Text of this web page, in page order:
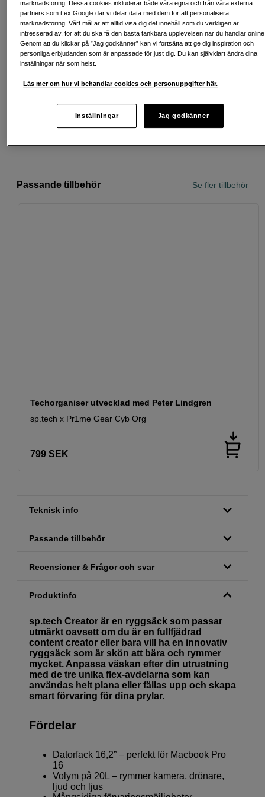
Läs mer
Fri frakt vid köp över 1 500 kronor
Köp nu och betala inom 30 dagar
Personlig service och expertrådgivning
Passande tillbehör Se fler tillbehör
Techorganiser utvecklad med Peter Lindgren
sp.tech x Pr1me Gear Cyb Org
799 SEK
Teknisk info
Passande tillbehör
Recensioner & Frågor och svar
Produktinfo
sp.tech Creator är en ryggsäck som passar
utmärkt oavsett om du är en fullfjädrad
content creator eller bara vill ha en innovativ
ryggsäck som är skön att bära och rymmer
mycket. Anpassa väskan efter din utrustning
med de tre unika flex-avdelarna som kan
användas helt plana eller fällas upp och skapa
smart förvaring för dina prylar.
Fördelar
Datorfack 16,2” – perfekt för Macbook Pro
16
Volym på 20L – rymmer kamera, drönare,
ljud och ljus
marknadsföring. Dessa cookies inkluderar både våra egna och från våra externa
partners som t.ex Google där vi delar data med dem för att personalisera
marknadsföring. Vårt mål är att alltid visa dig det innehåll som du verkligen är
intresserad av, för att du ska få den bästa tänkbara upplevelsen när du handlar
Genom att du klickar på ”Jag godkänner” kan vi fortsätta att ge dig inspiration och
personliga erbjudanden som är anpassade för just dig. Du kan självklart ändra dina
inställningar när som helst.
Läs mer om hur vi behandlar cookies och personuppgifter här.
Inställningar Jag godkänner